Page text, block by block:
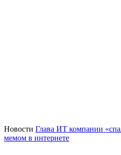
Новости Глава ИТ компании
мемом в интернете